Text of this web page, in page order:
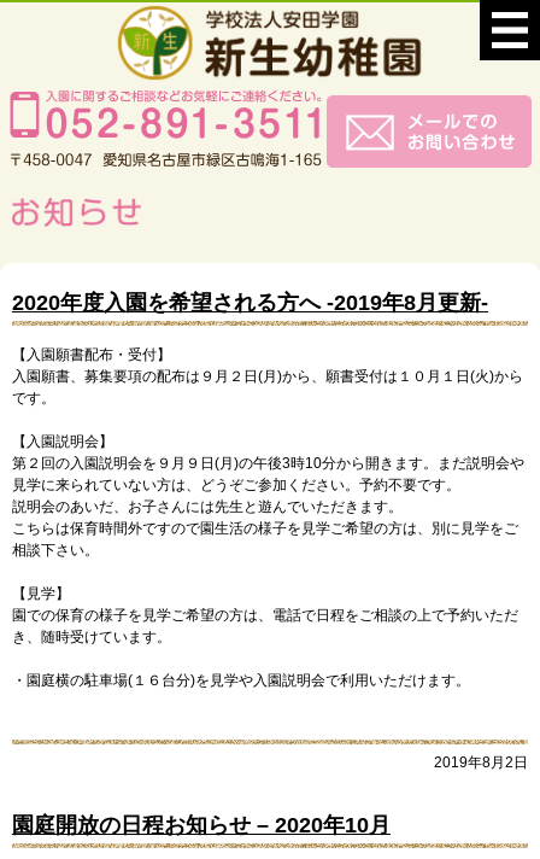
2020年度入園を希望される方へ -2019年8月更新-
【入園願書配布・受付】
入園願書、募集要項の配布は９月２日(月)から、願書受付は１０月１日(火)から
です。
【入園説明会】
第２回の入園説明会を９月９日(月)の午後3時10分から開きます。まだ説明会や
見学に来られていない方は、どうぞご参加ください。予約不要です。
説明会のあいだ、お子さんには先生と遊んでいただきます。
こちらは保育時間外ですので園生活の様子を見学ご希望の方は、別に見学をご
相談下さい。
【見学】
園での保育の様子を見学ご希望の方は、電話で日程をご相談の上で予約いただ
き、随時受けています。
・園庭横の駐車場(１６台分)を見学や入園説明会で利用いただけます。
2019年8月2日
園庭開放の日程お知らせ – 2020年10月